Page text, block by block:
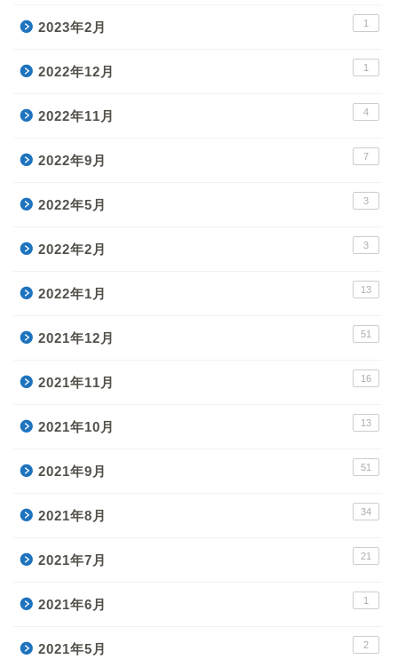
2023年2月 1
2022年12月 1
2022年11月 4
2022年9月 7
2022年5月 3
2022年2月 3
2022年1月 13
2021年12月 51
2021年11月 16
2021年10月 13
2021年9月 51
2021年8月 34
2021年7月 21
2021年6月 1
2021年5月 2